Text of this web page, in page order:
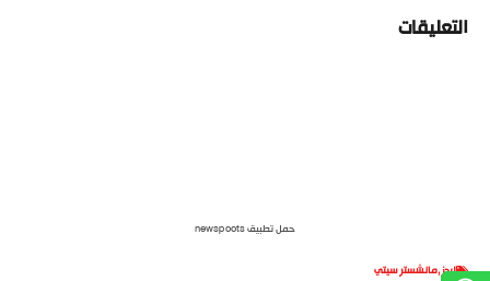
التعليقات
حمل تطبيق newspoots
ليدز,مانشستر سيتي